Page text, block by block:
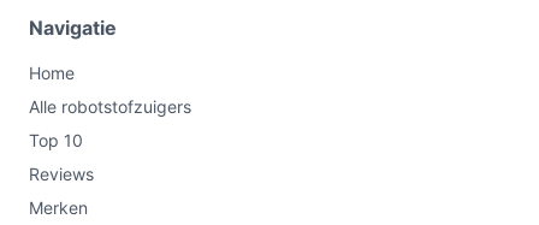
Geen HEPA-filter:
aandachtspunt — controleer alternatieven of
aanvullende filters.
Geluidsniveau 53 dB:
hoorbaarheid tijdens gebruik; vergelijk met jouw
voorkeur voor stille apparaten.
Navigatie
Home
Alle robotstofzuigers
Top 10
Reviews
Merken